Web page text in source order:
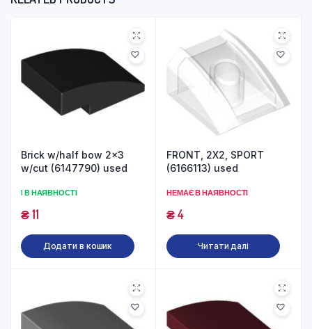
Brick w/half bow 2×3
w/cut (6147790) used
1 В НАЯВНОСТІ
₴11
Додати в кошик
FRONT, 2X2, SPORT
(6166113) used
НЕМАЄ В НАЯВНОСТІ
₴4
Читати далі